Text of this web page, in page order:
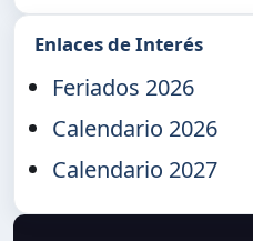
Enlaces de Interés
Feriados 2026
Calendario 2026
Calendario 2027